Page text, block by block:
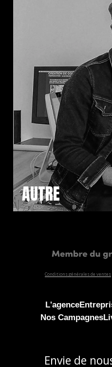
AUTRE
Conditions générales de ventes
L'agence
Nos Campagnes
Envie de